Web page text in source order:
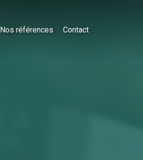
Nos références Contact